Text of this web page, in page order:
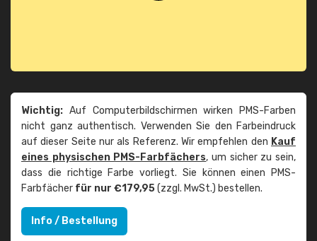
Wichtig: Auf Computerbildschirmen wirken PMS-Farben
nicht ganz authentisch. Verwenden Sie den Farbeindruck
auf dieser Seite nur als Referenz. Wir empfehlen den Kauf
eines physischen PMS-Farbfächers, um sicher zu sein,
dass die richtige Farbe vorliegt. Sie können einen PMS-
Farbfächer für nur €179,95(zzgl. MwSt.) bestellen.
Info / Bestellung